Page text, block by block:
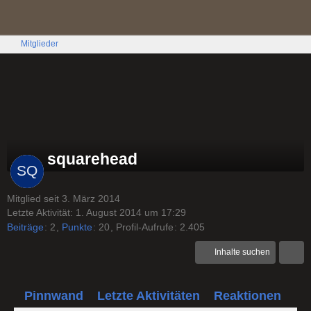
Mitglieder
squarehead
Mitglied seit 3. März 2014
Letzte Aktivität: 1. August 2014 um 17:29
Beiträge
2 Punkte 20 Profil-Aufrufe 2.405
Inhalte suchen
Pinnwand Letzte Aktivitäten Reaktionen